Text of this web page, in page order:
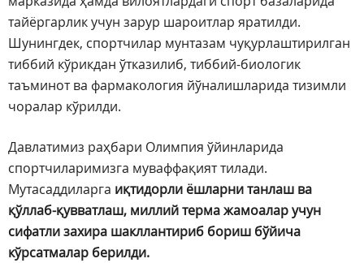
тайёргарлик учун зарур шароитлар яратилди.
Шунингдек, спортчилар мунтазам чуқурлаштирилган
тиббий кўрикдан ўтказилиб, тиббий-биологик
таъминот ва фармакология йўналишларида тизимли
чоралар кўрилди.
Давлатимиз раҳбари Олимпия ўйинларида
спортчиларимизга муваффақият тилади.
Мутасаддиларга иқтидорли ёшларни танлаш ва
қўллаб-қувватлаш, миллий терма жамоалар учун
сифатли захира шакллантириб бориш бўйича
кўрсатмалар берилди.